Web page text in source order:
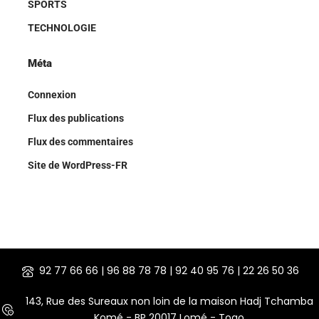
SPORTS
TECHNOLOGIE
Méta
Connexion
Flux des publications
Flux des commentaires
Site de WordPress-FR
92 77 66 66 | 96 88 78 78 | 92 40 95 76 | 22 26 50 36
143, Rue des Sureaux non loin de la maison Hadj Tchamba